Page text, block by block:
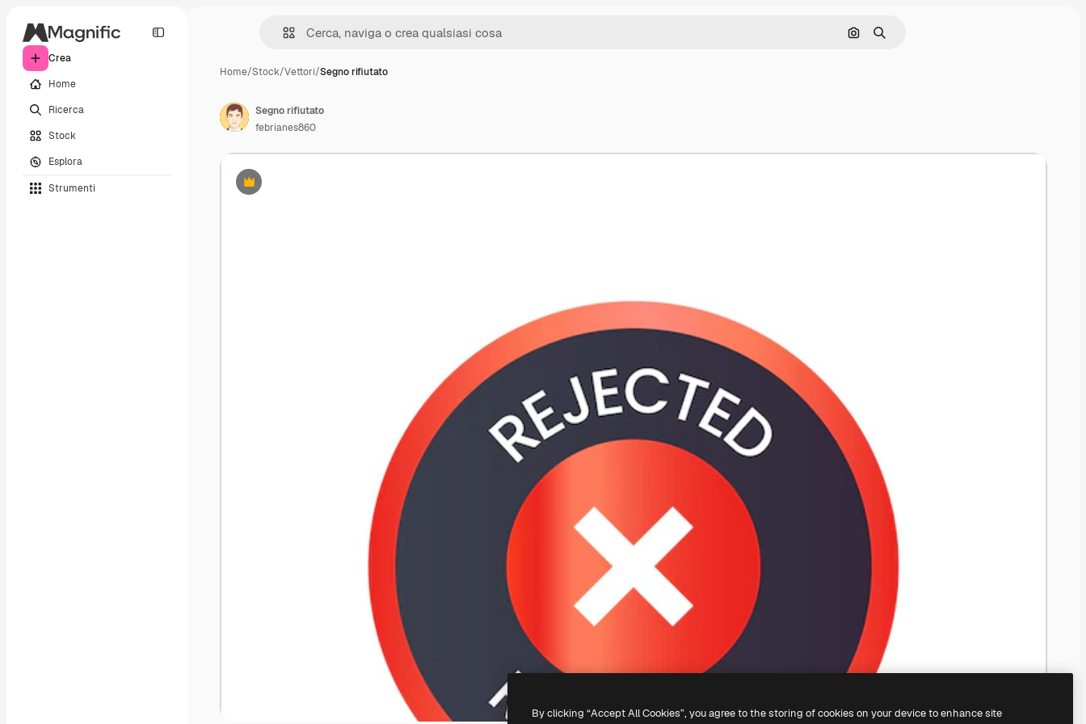
Crea
Home
Ricerca
Stock
Esplora
Strumenti
Cerca per immagine
Ricerca
Home/Stock/Vettori/Segno rifiutato
Premium
Segno rifiutato
febrianes860
By clicking “Accept All Cookies”, you agree to the storing of cookies on your device to enhance site